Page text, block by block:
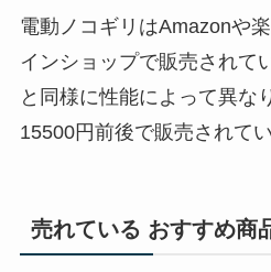
電動ノコギリはAmazonや
インショップで販売されて
と同様に性能によって異な
15500円前後で販売されて
売れている おすすめ商